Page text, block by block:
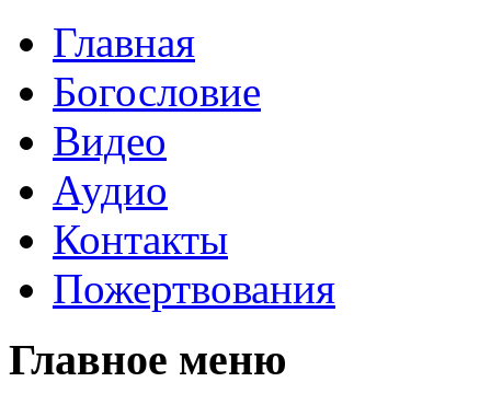
Главная
Богословие
Видео
Аудио
Контакты
Пожертвования
Главное меню